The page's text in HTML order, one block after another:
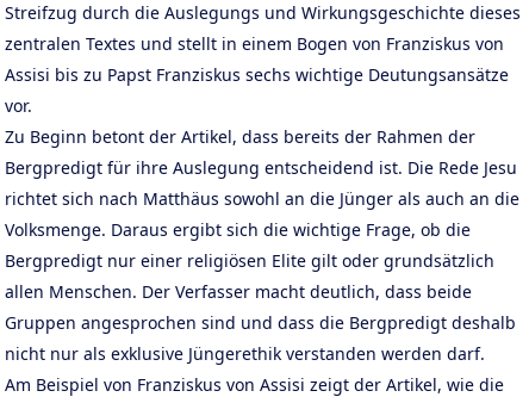
Streifzug durch die Auslegungs und Wirkungsgeschichte dieses
zentralen Textes und stellt in einem Bogen von Franziskus von
Assisi bis zu Papst Franziskus sechs wichtige Deutungsansätze
vor.
Zu Beginn betont der Artikel, dass bereits der Rahmen der
Bergpredigt für ihre Auslegung entscheidend ist. Die Rede Jesu
richtet sich nach Matthäus sowohl an die Jünger als auch an die
Volksmenge. Daraus ergibt sich die wichtige Frage, ob die
Bergpredigt nur einer religiösen Elite gilt oder grundsätzlich
allen Menschen. Der Verfasser macht deutlich, dass beide
Gruppen angesprochen sind und dass die Bergpredigt deshalb
nicht nur als exklusive Jüngerethik verstanden werden darf.
Am Beispiel von Franziskus von Assisi zeigt der Artikel, wie die